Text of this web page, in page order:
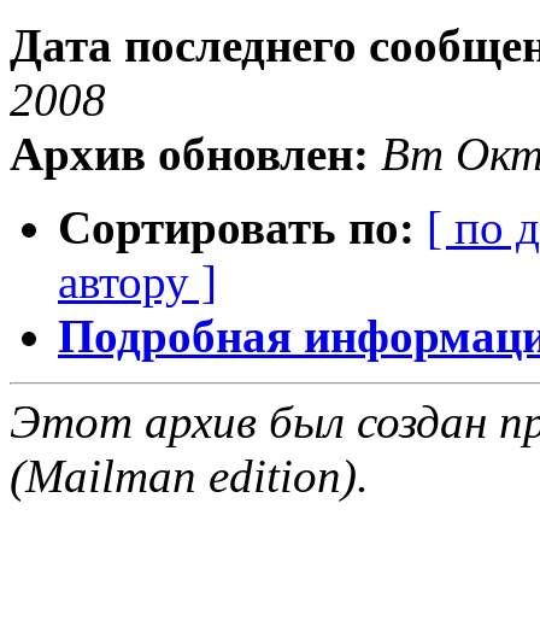
Дата последнего
2008
Архив обновлен: Вт Окт
Сортировать по: [ по
автору ]
Подробная
Этот архив был создан
(Mailman edition).